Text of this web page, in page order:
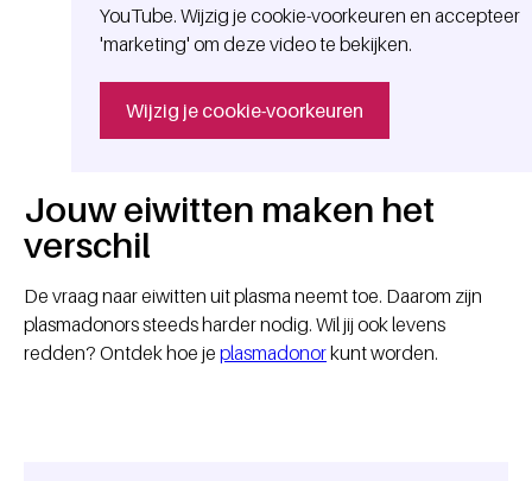
YouTube. Wijzig je cookie-voorkeuren en accepteer
'marketing' om deze video te bekijken.
Wijzig je cookie-voorkeuren
Jouw eiwitten maken het
verschil
De vraag naar eiwitten uit plasma neemt toe. Daarom zijn
plasmadonors steeds harder nodig. Wil jij ook levens
redden? Ontdek hoe je plasmadonorkunt worden.